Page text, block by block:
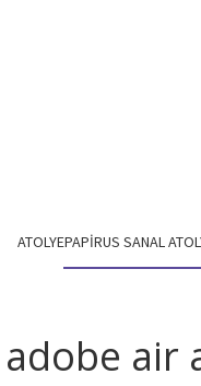
ATOLYEPAPIRUS SANAL
adobe air